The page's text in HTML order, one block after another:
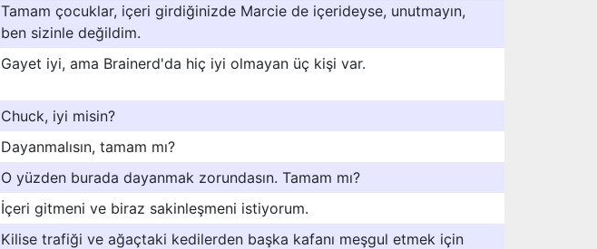
Tamam çocuklar, içeri girdiğinizde Marcie de içerideyse, unutmayın,
ben sizinle değildim.
Gayet iyi, ama Brainerd'da hiç iyi olmayan üç kişi var.
Chuck, iyi misin?
Dayanmalısın, tamam mı?
O yüzden burada dayanmak zorundasın. Tamam mı?
İçeri gitmeni ve biraz sakinleşmeni istiyorum.
Kilise trafiği ve ağaçtaki kedilerden başka kafanı meşgul etmek için